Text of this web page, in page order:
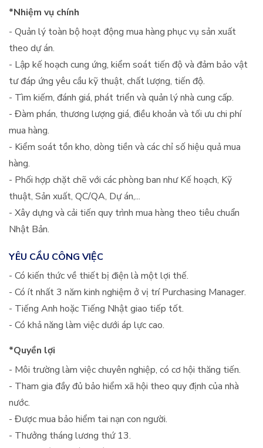
*Nhiệm vụ chính
- Quản lý toàn bộ hoạt động mua hàng phục vụ sản xuất
theo dự án.
- Lập kế hoạch cung ứng, kiểm soát tiến độ và đảm bảo vật
tư đáp ứng yêu cầu kỹ thuật, chất lượng, tiến độ.
- Tìm kiếm, đánh giá, phát triển và quản lý nhà cung cấp.
- Đàm phán, thương lượng giá, điều khoản và tối ưu chi phí
mua hàng.
- Kiểm soát tồn kho, dòng tiền và các chỉ số hiệu quả mua
hàng.
- Phối hợp chặt chẽ với các phòng ban như Kế hoạch, Kỹ
thuật, Sản xuất, QC/QA, Dự án,...
- Xây dựng và cải tiến quy trình mua hàng theo tiêu chuẩn
Nhật Bản.
YÊU CẦU CÔNG VIỆC
- Có kiến thức về thiết bị điện là một lợi thế.
- Có ít nhất 3 năm kinh nghiệm ở vị trí Purchasing Manager.
- Tiếng Anh hoặc Tiếng Nhật giao tiếp tốt.
- Có khả năng làm việc dưới áp lực cao.
*Quyền lợi
- Môi trường làm việc chuyên nghiệp, có cơ hội thăng tiến.
- Tham gia đầy đủ bảo hiểm xã hội theo quy định của nhà
nước.
- Được mua bảo hiểm tai nạn con người.
- Thưởng tháng lương thứ 13.